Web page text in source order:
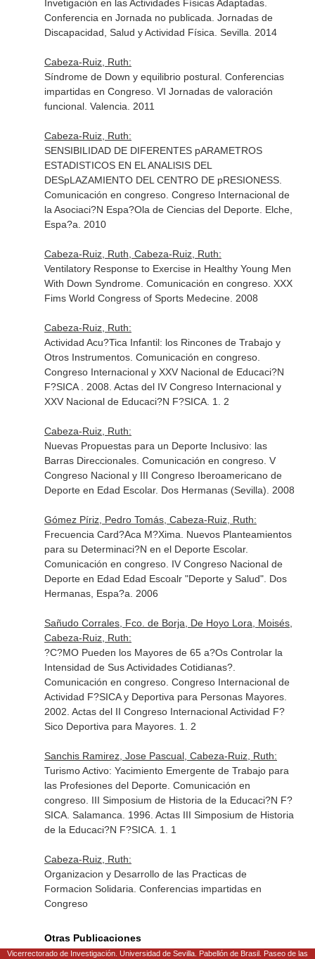
Invetigación en las Actividades Físicas Adaptadas.
Conferencia en Jornada no publicada. Jornadas de
Discapacidad, Salud y Actividad Física. Sevilla. 2014
Cabeza-Ruiz, Ruth:
Síndrome de Down y equilibrio postural. Conferencias
impartidas en Congreso. VI Jornadas de valoración
funcional. Valencia. 2011
Cabeza-Ruiz, Ruth:
SENSIBILIDAD DE DIFERENTES pARAMETROS
ESTADISTICOS EN EL ANALlSIS DEL
DESpLAZAMIENTO DEL CENTRO DE pRESIONESS.
Comunicación en congreso. Congreso Internacional de
la Asociaci?N Espa?Ola de Ciencias del Deporte. Elche,
Espa?a. 2010
Cabeza-Ruiz, Ruth, Cabeza-Ruiz, Ruth:
Ventilatory Response to Exercise in Healthy Young Men
With Down Syndrome. Comunicación en congreso. XXX
Fims World Congress of Sports Medecine. 2008
Cabeza-Ruiz, Ruth:
Actividad Acu?Tica Infantil: los Rincones de Trabajo y
Otros Instrumentos. Comunicación en congreso.
Congreso Internacional y XXV Nacional de Educaci?N
F?SICA . 2008. Actas del IV Congreso Internacional y
XXV Nacional de Educaci?N F?SICA. 1. 2
Cabeza-Ruiz, Ruth:
Nuevas Propuestas para un Deporte Inclusivo: las
Barras Direccionales. Comunicación en congreso. V
Congreso Nacional y III Congreso Iberoamericano de
Deporte en Edad Escolar. Dos Hermanas (Sevilla). 2008
Gómez Píriz, Pedro Tomás, Cabeza-Ruiz, Ruth:
Frecuencia Card?Aca M?Xima. Nuevos Planteamientos
para su Determinaci?N en el Deporte Escolar.
Comunicación en congreso. IV Congreso Nacional de
Deporte en Edad Edad Escoalr "Deporte y Salud". Dos
Hermanas, Espa?a. 2006
Sañudo Corrales, Fco. de Borja, De Hoyo Lora, Moisés,
Cabeza-Ruiz, Ruth:
?C?MO Pueden los Mayores de 65 a?Os Controlar la
Intensidad de Sus Actividades Cotidianas?.
Comunicación en congreso. Congreso Internacional de
Actividad F?SICA y Deportiva para Personas Mayores.
2002. Actas del II Congreso Internacional Actividad F?
Sico Deportiva para Mayores. 1. 2
Sanchis Ramirez, Jose Pascual, Cabeza-Ruiz, Ruth:
Turismo Activo: Yacimiento Emergente de Trabajo para
las Profesiones del Deporte. Comunicación en
congreso. III Simposium de Historia de la Educaci?N F?
SICA. Salamanca. 1996. Actas III Simposium de Historia
de la Educaci?N F?SICA. 1. 1
Cabeza-Ruiz, Ruth:
Organizacion y Desarrollo de las Practicas de
Formacion Solidaria. Conferencias impartidas en
Congreso
Otras Publicaciones
Vicerrectorado de Investigación. Universidad de Sevilla. Pabellón de Brasil. Paseo de las